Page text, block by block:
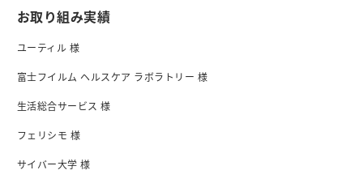
お取り組み実績
ユーティル 様
富士フイルム ヘルスケア ラボラトリー 様
生活総合サービス 様
フェリシモ 様
サイバー大学 様